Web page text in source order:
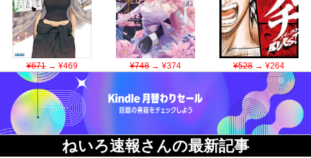
¥671→ ¥469 ¥748→ ¥374 ¥528→ ¥264
ねいろ速報さんの最新記事